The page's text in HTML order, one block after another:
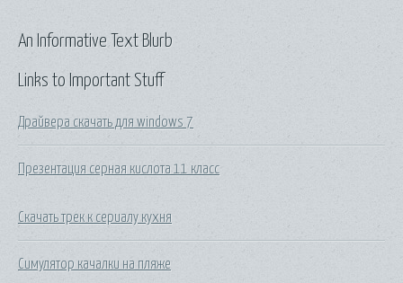
Links to Important Stuff
Драйвера скачать для windows 7
Презентация серная кислота 11 класс
Скачать трек к сериалу кухня
Симулятор качалки на пляже
An Informative Text Blurb